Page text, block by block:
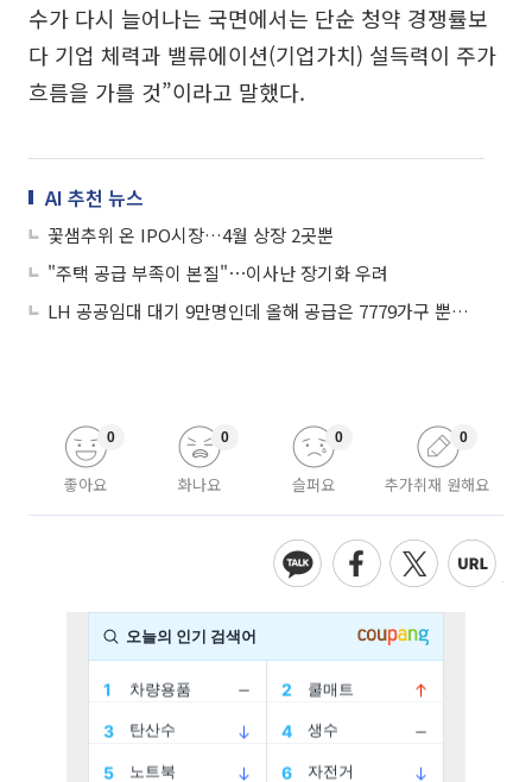
수가 다시 늘어나는 국면에서는 단순 청약 경쟁률보
다 기업 체력과 밸류에이션(기업가치) 설득력이 주가
흐름을 가를 것”이라고 말했다.
AI 추천 뉴스
꽃샘추위 온 IPO시장…4월 상장 2곳뿐
"주택 공급 부족이 본질"⋯이사난 장기화 우려
LH 공공임대 대기 9만명인데 올해 공급은 7779가구 뿐…“10년 기다려도 못 들어간다”
좋아요
0
화나요
0
슬퍼요
0
추가취재 원해요
0